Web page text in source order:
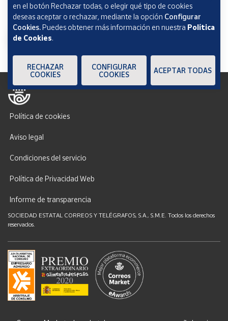
Política de cookies
Aviso legal
Condiciones del servicio
Política de Privacidad Web
Informe de transparencia
SOCIEDAD ESTATAL CORREOS Y TELÉGRAFOS, S.A., S.M.E. Todos los derechos
reservados.
en el botón Rechazar todas, o elegir qué tipo de cookies
deseas aceptar o rechazar, mediante la opción Configurar
Cookies.Puedes obtener más información en nuestra Política
de Cookies.
RECHAZAR
COOKIES
CONFIGURAR
COOKIES
ACEPTAR TODAS